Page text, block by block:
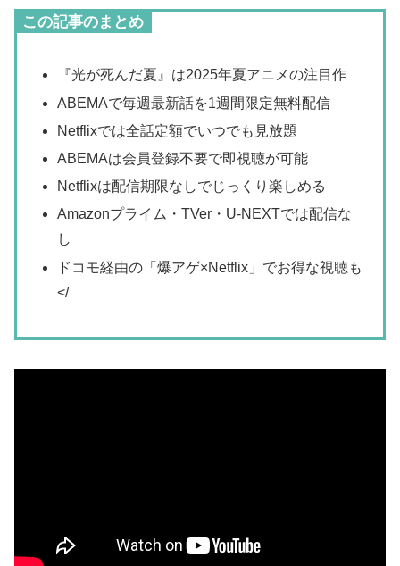
この記事のまとめ
『光が死んだ夏』は2025年夏アニメの注目作
ABEMAで毎週最新話を1週間限定無料配信
Netflixでは全話定額でいつでも見放題
ABEMAは会員登録不要で即視聴が可能
Netflixは配信期限なしでじっくり楽しめる
Amazonプライム・TVer・U-NEXTでは配信な
し
ドコモ経由の「爆アゲ×Netflix」でお得な視聴も
</